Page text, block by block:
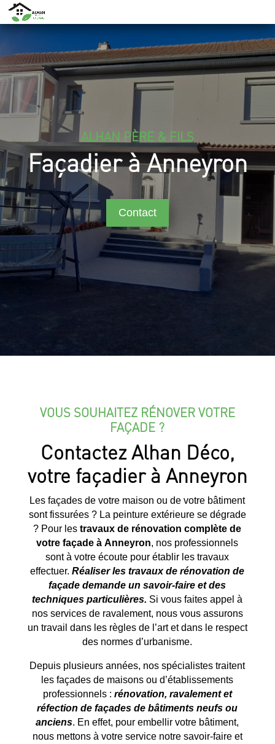
ALHAN PÈRE & FILS
Façadier à Anneyron
Contact
VOUS SOUHAITEZ RÉNOVER VOTRE
FAÇADE ?
Contactez Alhan Déco,
votre façadier à Anneyron
Les façades de votre maison ou de votre bâtiment
sont fissurées ? La peinture extérieure se dégrade
? Pour lestravaux de rénovation complète de
votre façade à Anneyron, nos professionnels
sont à votre écoute pour établir les travaux
effectuer.Réaliser les travaux de rénovation de
façade demande un savoir-faire et des
techniques particulières. Si vous faites appel à
nos services de ravalement, nous vous assurons
un travail dans les règles de l’art et dans le respect
des normes d’urbanisme.
Depuis plusieurs années, nos spécialistes traitent
les façades de maisons ou d’établissements
professionnels : rénovation, ravalement et
réfection de façades de bâtiments neufs ou
anciens. En effet, pour embellir votre bâtiment,
nous mettons à votre service notre savoir-faire et